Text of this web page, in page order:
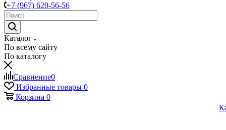
+7 (967) 620-56-56
Каталог
По всему сайту
По каталогу
Сравнение0
Избранные товары 0
Корзина 0